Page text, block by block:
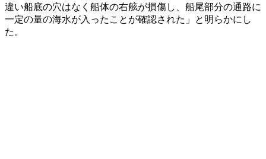
違い船底の穴はなく船体の右舷が損傷し、船尾部分の通路に
一定の量の海水が入ったことが確認された」と明らかにし
た。